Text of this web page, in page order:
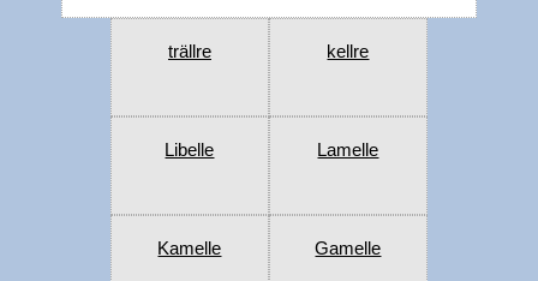
trällre kellre
Libelle Lamelle
Kamelle Gamelle